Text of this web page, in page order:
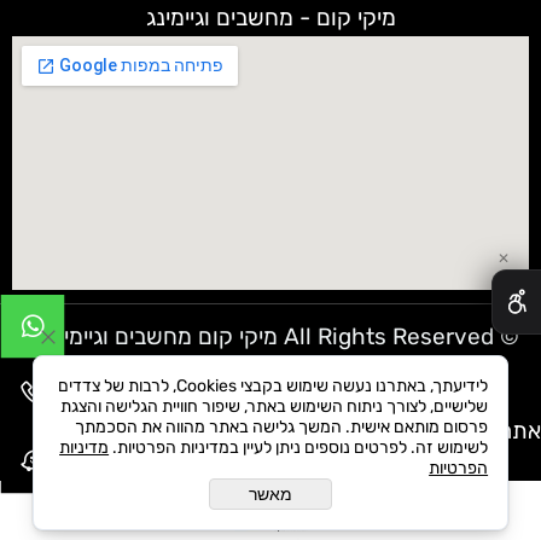
מיקי קום - מחשבים וגיימינג
© All Rights Reserved מיקי קום מחשבים וגיימינג
אתר שומר שבת
✕
לידיעתך, באתרנו נעשה שימוש בקבצי Cookies, לרבות של צדדים
שלישיים, לצורך ניתוח השימוש באתר, שיפור חוויית הגלישה והצגת
פרסום מותאם אישית. המשך גלישה באתר מהווה את הסכמתך
לשימוש זה. לפרטים נוספים ניתן לעיין במדיניות הפרטיות. מדיניות
הפרטיות
מאשר